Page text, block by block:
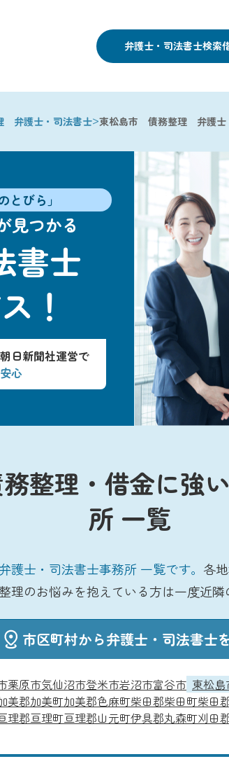
弁護士・司法書士検索
弁護士・司法書士>東松島市 債務整理 弁護士
びら」
見つかる
書士
！
朝日新聞社運営で
安心
整理・借金に強
所 一覧
士・司法書士事務所 一覧です。 各
のお悩みを抱えている方は一度近隣
市区町村から弁護士・司法書士
栗原市気仙沼市登米市岩沼市富谷市 東松島
美郡加美町加美郡色麻町柴田郡柴田町柴田
理郡亘理町亘理郡山元町伊具郡丸森町刈田